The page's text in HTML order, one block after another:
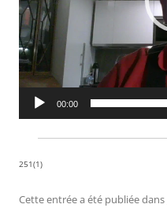
00:00
251(1)
Cette entrée a été publiée dans